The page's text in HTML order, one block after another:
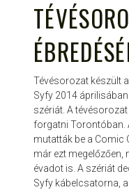
Tévésorozat készült
Syfy 2014
szériát. A
forgatni Torontóban.
mutatták be a Comic
már ezt
évadot is. A szériát
Syfy kábelcsatorna,